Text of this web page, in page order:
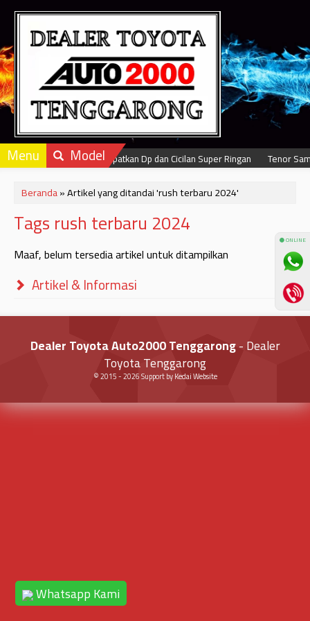
Dapatkan Dp dan Cicilan Super Ringan Tenor
Menu Model
Beranda»Artikel yang ditandai 'rush terbaru 2024'
Tags rush terbaru 2024
Maaf, belum tersedia artikel untuk ditampilkan
Artikel & Informasi
Dealer Toyota Auto2000 Tenggarong- Dealer
Toyota Tenggarong
© 2015 -2026Support byKedai Website
Whatsapp Kami
⚫ ONLINE